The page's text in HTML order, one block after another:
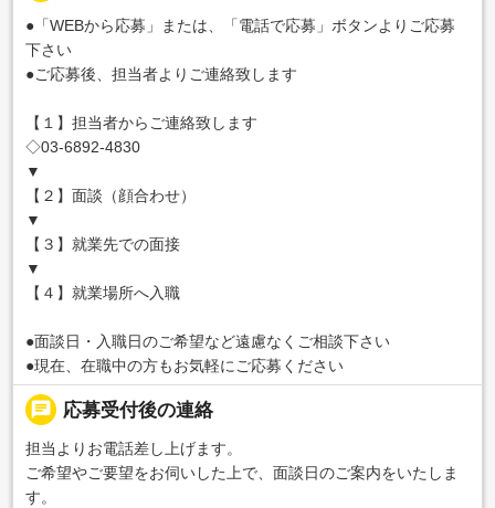
●「WEBから応募」または、「電話で応募」ボタンよりご応募
下さい
●ご応募後、担当者よりご連絡致します
【１】担当者からご連絡致します
◇03-6892-4830
▼
【２】面談（顔合わせ）
▼
【３】就業先での面接
▼
【４】就業場所へ入職
●面談日・入職日のご希望など遠慮なくご相談下さい
●現在、在職中の方もお気軽にご応募ください
chat 応募受付後の連絡
担当よりお電話差し上げます。
ご希望やご要望をお伺いした上で、面談日のご案内をいたしま
す。